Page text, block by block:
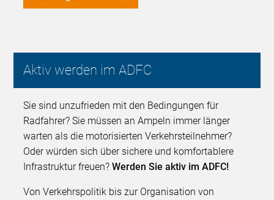
Aktiv werden im ADFC
Sie sind unzufrieden mit den Bedingungen für
Radfahrer? Sie müssen an Ampeln immer länger
warten als die motorisierten Verkehrsteilnehmer?
Oder würden sich über sichere und komfortablere
Infrastruktur freuen?Werden Sie aktiv im ADFC!
Von Verkehrspolitik bis zur Organisation von